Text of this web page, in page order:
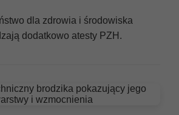
dla zdrowia i środowiska
dodatkowo atesty PZH.